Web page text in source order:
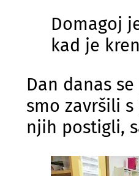
Domagoj
kad je
Dan danas
smo završili
njih postigli,